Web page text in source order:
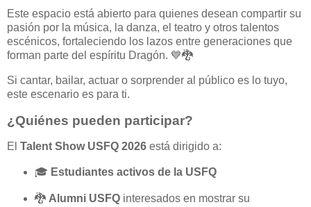
Este espacio está abierto para quienes desean compartir su
pasión por la música, la danza, el teatro y otros talentos
escénicos, fortaleciendo los lazos entre generaciones que
forman parte del espíritu Dragón. 💙🐉
Si cantar, bailar, actuar o sorprender al público es lo tuyo,
este escenario es para ti.
¿Quiénes pueden participar?
El Talent Show USFQ 2026 está dirigido a:
🎓 Estudiantes activos de la USFQ
🐉 Alumni USFQinteresados en mostrar su